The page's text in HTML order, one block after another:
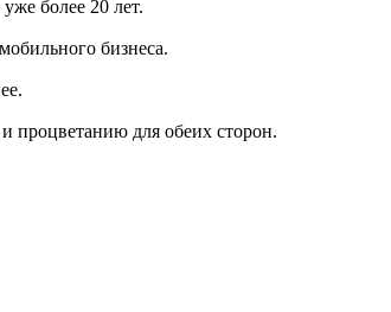
более 20 лет.
бизнеса.
процветанию для обеих сторон.